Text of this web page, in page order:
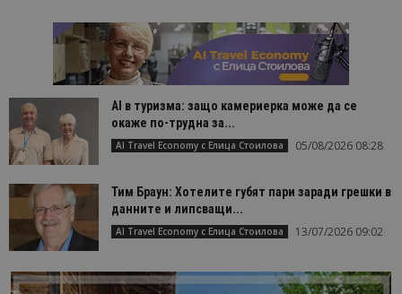
AI в туризма: защо камериерка може да се
окаже по-трудна за...
AI Travel Economy с Елица Стоилова 05/08/2026 08:28
Тим Браун: Хотелите губят пари заради грешки в
данните и липсващи...
AI Travel Economy с Елица Стоилова 13/07/2026 09:02